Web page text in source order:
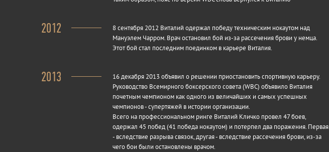
2012
8 сентября 2012 Виталий одержал победу техническим нокаутом над
Мануэлем Чарром. Врач остановил бой из-за рассечения брови у немца.
Этот бой стал последним поединком в карьере Виталия.
2013
16 декабря 2013 объявил о решении приостановить спортивную карьеру.
Руководство Всемирного боксерского совета (WBC) объявило Виталия
почетным чемпионом как одного из величайших и самых успешных
чемпионов - супертяжей в истории организации.
Всего на профессиональном ринге Виталий Кличко провел 47 боев,
одержал 45 побед (41 победа нокаутом) и потерпел два поражения. Первая
- вследствие разрыва связок, другая - вследствие рассечения брови, из-за
чего бои были остановлены врачом.